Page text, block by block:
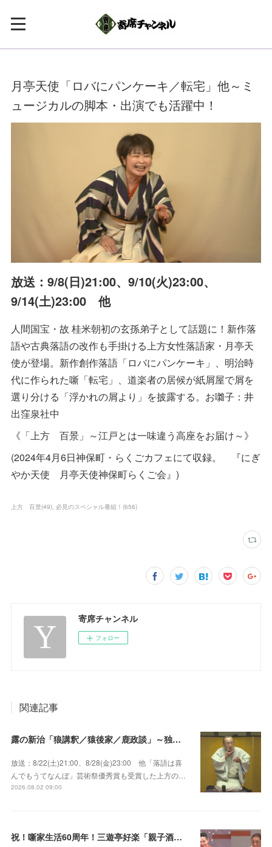
月亭天使「ロバにパンケーキ／転宅」他～ミ
ュージカルの脚本・出演でも活躍中！
放送：9/8(日)21:00、9/10(火)23:00、
9/14(土)23:00 他
人間国宝・故 桂米朝初の玄孫弟子として話題に！新作落
語や古典落語の改作も手掛ける上方女性落語家・月亭天
使が登場。新作創作落語「ロバにパンケーキ」、明治時
代に作られた噺「転宅」、道楽者の居候が紙屑屋で屑を
選り分ける「浮かれの屑より」を披露する。お囃子：井
出窪泉社中
《「上方 百景」～江戸とは一味違う高座をお届け～》
(2024年4月6日神保町・らくごカフェにて収録。 『にぎ
やか天使 月亭天使神保町らくご会』)
上方 百景(49) 必見のスペシャル番組！ (656)
寄席チャンネル
フォロー
関連記事
露の新治「狼講釈／猿後家／鹿政談」～独演会は毎回満員御礼！上方の人気重鎮落語家！
放送：8/22(土)21:00、8/28(金)23:00 他「落語は喜
んでもうてなんぼ」芸術祭優秀賞も受賞した上方の…
2026.08.02 09:00
祝！噺家生活60周年！三遊亭好楽「親子酒」錦笑亭満堂「桜ん坊」～満堂フェス2026